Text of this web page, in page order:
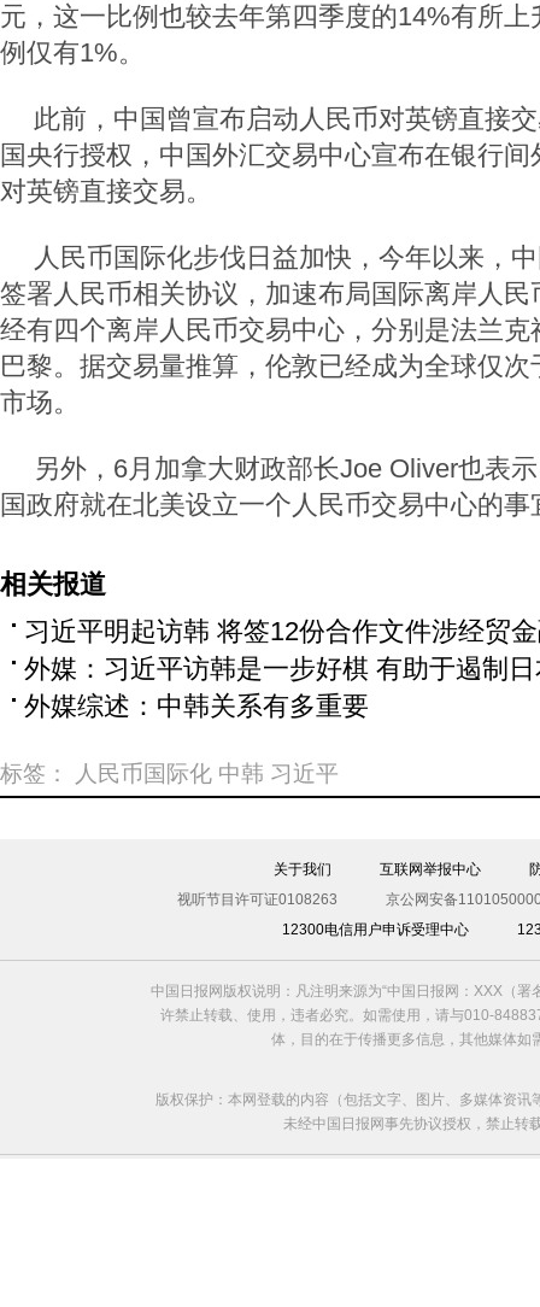
元，这一比例也较去年第四季度的14%有所
例仅有1%。
此前，中国曾宣布启动人民币对英镑直接
国央行授权，中国外汇交易中心宣布在银行
对英镑直接交易。
人民币国际化步伐日益加快，今年以来，
签署人民币相关协议，加速布局国际离岸人
经有四个离岸人民币交易中心，分别是法兰
巴黎。据交易量推算，伦敦已经成为全球仅
市场。
另外，6月加拿大财政部长Joe Oliver也表
国政府就在北美设立一个人民币交易中心的
相关报道
习近平明起访韩 将签12份合作文件涉经贸
外媒：习近平访韩是一步好棋 有助于遏制
外媒综述：中韩关系有多重要
标签： 人民币国际化 中韩 习近平
关于我们 互联网举报中心
视听节目许可证0108263
京公网安备
12300电信用户申诉受理中心
中国日报网版权说明：凡注明来源为“中国日报网：XXX（
许禁止转载、使用，违者必究。如需使用，请与010-
体，目的在于传播更多信息，其他媒体
版权保护：本网登载的内容（包括文字、图片、多媒体资
未经中国日报网事先协议授权，禁止转